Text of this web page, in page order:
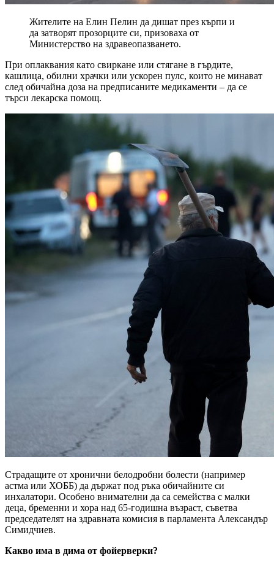
Жителите на Елин Пелин да дишат през кърпи и
да затворят прозорците си, призоваха от
Министерство на здравеопазването.
При оплаквания като свиркане или стягане в гърдите,
кашлица, обилни храчки или ускорен пулс, които не минават
след обичайна доза на предписаните медикаменти – да се
търси лекарска помощ.
Страдащите от хронични белодробни болести (например
астма или ХОББ) да държат под ръка обичайните си
инхалатори. Особено внимателни да са семейства с малки
деца, бременни и хора над 65-годишна възраст, съветва
председателят на здравната комисия в парламента Александър
Симидчиев.
Какво има в дима от фойерверки?